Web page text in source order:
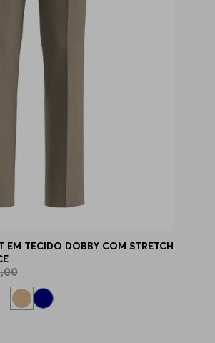
EM TECIDO DOBBY COM STRETCH
,00